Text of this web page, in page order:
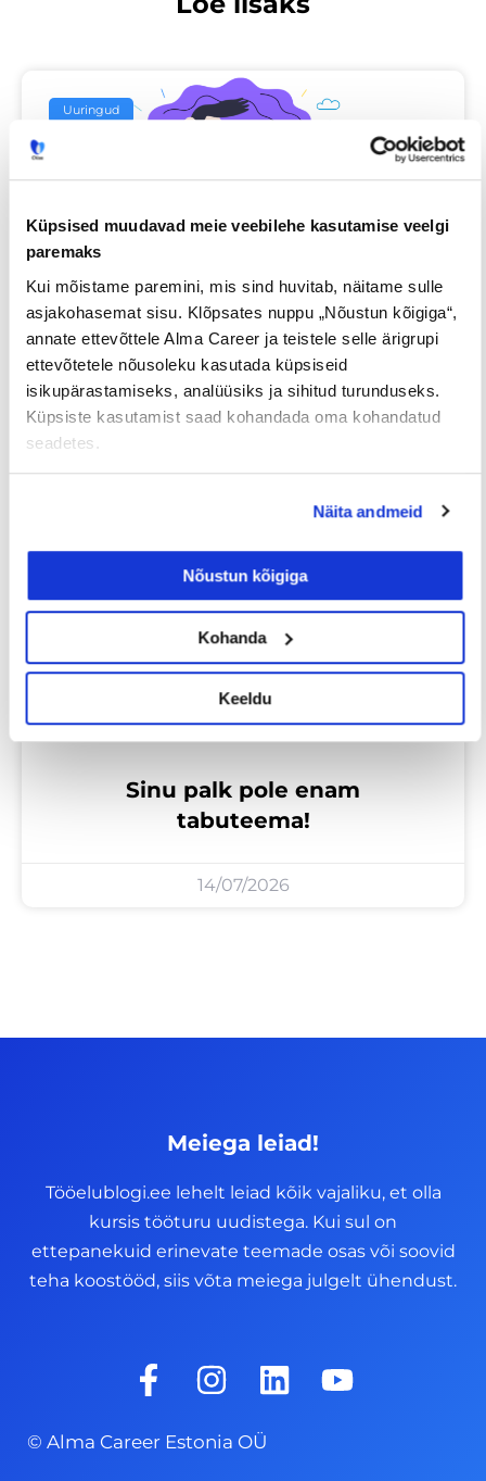
Küpsised muudavad meie veebilehe kasutamise veelgi
paremaks
Kui mõistame paremini, mis sind huvitab, näitame sulle
asjakohasemat sisu. Klõpsates nuppu „Nõustun kõigiga“,
annate ettevõttele Alma Career ja teistele selle ärigrupi
ettevõtetele nõusoleku kasutada küpsiseid
isikupärastamiseks, analüüsiks ja sihitud turunduseks.
Küpsiste kasutamist saad kohandada oma kohandatud
seadetes.
Näita andmeid
Nõustun kõigiga
Kohanda
Keeldu
Uuringud
Iga neljas eestlane on käinud
tööintervjuul ilma tegeliku
vahetuskavatsuseta
Sinu palk pole enam
tabuteema!
14/07/2026
Meiega leiad!
Tööelublogi.ee lehelt leiad kõik vajaliku, et olla
kursis tööturu uudistega. Kui sul on
ettepanekuid erinevate teemade osas või soovid
teha koostööd, siis võta meiega julgelt ühendust.
F
a
e
I
n
s
t
L
i
Y
o
© Alma Career Estonia OÜ